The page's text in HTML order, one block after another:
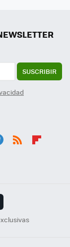
SUSCRIBIR